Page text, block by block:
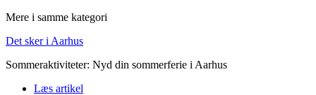
Mere i samme kategori
Det sker i Aarhus
Sommeraktiviteter: Nyd din sommerferie i Aarhus
Læs artikel